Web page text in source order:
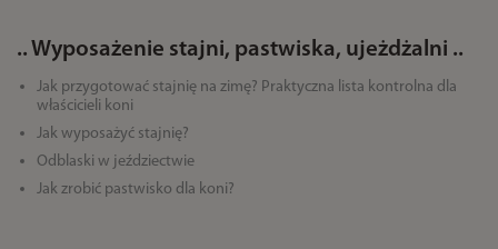
.. Wyposażenie stajni, pastwiska, ujeżdżalni ..
Jak przygotować stajnię na zimę? Praktyczna lista kontrolna dla
właścicieli koni
Jak wyposażyć stajnię?
Odblaski w jeździectwie
Jak zrobić pastwisko dla koni?